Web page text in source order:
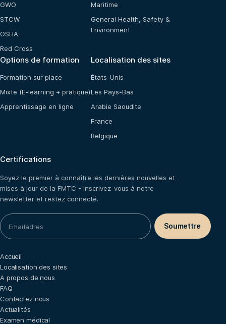
GWO
STCW
OSHA
Red Cross
Maritime
General Health, Safety &
Environment
Options de formation
Formation sur place
Mixte (E-learning + pratique)
Apprentissage en ligne
Localisation des sites
États-Unis
Les Pays-Bas
Arabie Saoudite
France
Belgique
Certifications
Soyez le premier à connaître les dernières nouvelles et
mises à jour de la FMTC - inscrivez-vous à notre
newsletter et restez connecté.
Accueil
Localisation des sites
A propos de nous
FAQ
Contactez nous
Actualités
Examen médical